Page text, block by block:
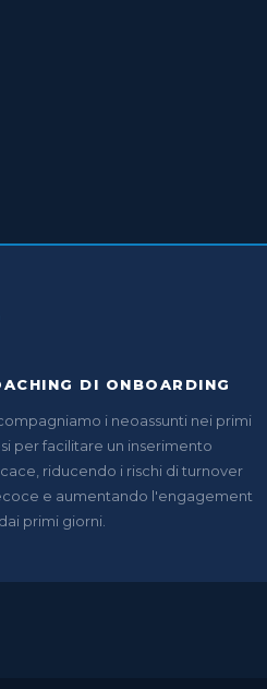
DI ONBOARDING
i neoassunti nei primi
per facilitare un inserimento
riducendo i rischi di turnover
e aumentando l'engagement
primi giorni.